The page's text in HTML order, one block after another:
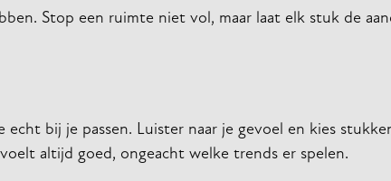
Stop een ruimte niet vol, maar laat elk stuk de
bij je passen. Luister naar je gevoel en kies
altijd goed, ongeacht welke trends er spelen.